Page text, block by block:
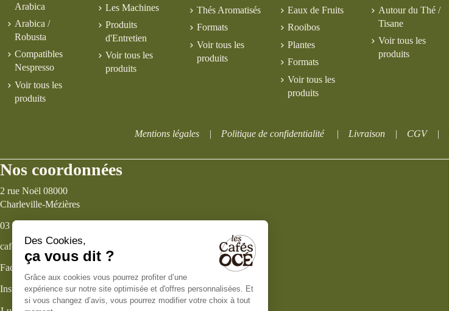
Arabica
Arabica /
Robusta
Compatibles
Nespresso
Voir tous les
produits
Les Machines
Produits
d'Entretien
Voir tous les
produits
Thés Aromatisés
Formats
Voir tous les
produits
Eaux de Fruits
Rooibos
Plantes
Formats
Voir tous les
produits
Autour du Thé /
Tisane
Voir tous les
produits
Mentions légales| Politique de confidentialité| Livraison| CGV|
Nos coordonnées
2 rue Noël 08000
Charleville-Mézières
03 24 33 38 96
cafes-oce@orange.fr
Facebook
Instagram